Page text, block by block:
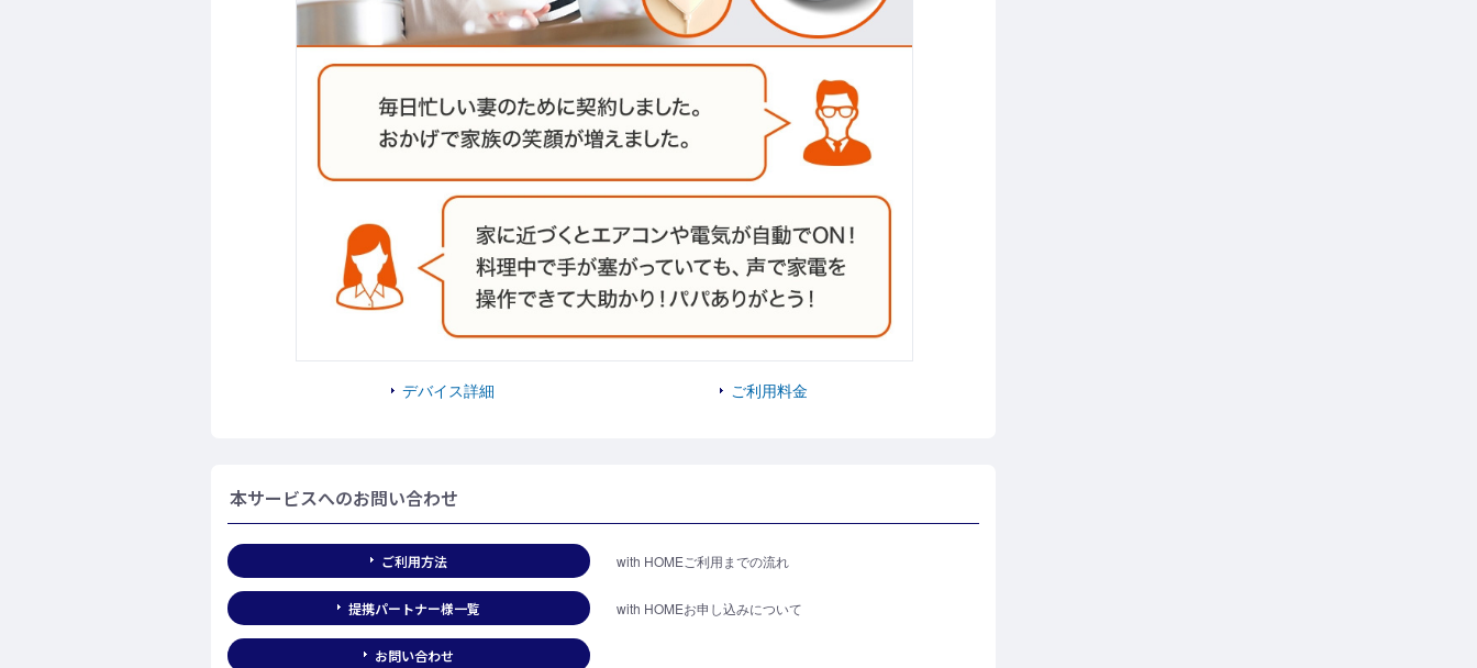
デバイス詳細 ご利用料金
本サービスへのお問い合わせ
ご利用方法 with HOMEご利用までの流れ
提携パートナー様一覧 with HOMEお申し込みについて
お問い合わせ